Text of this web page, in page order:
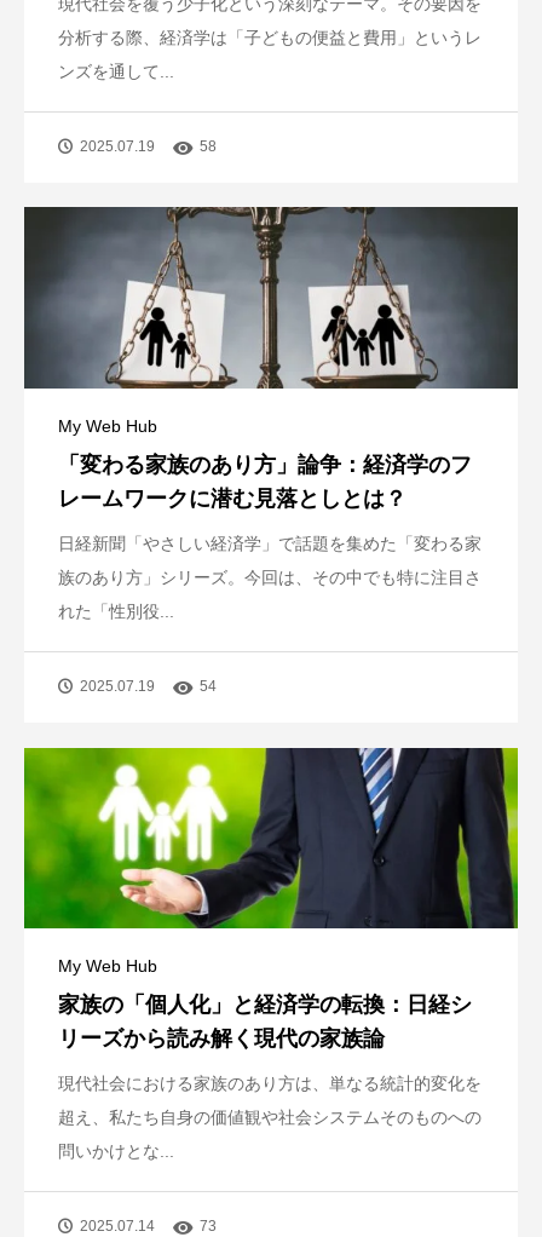
分析する際、経済学は「子どもの便益と費用」というレ
ンズを通して...
2025.07.19 58
My Web Hub
「変わる家族のあり方」論争：経済学のフ
レームワークに潜む見落としとは？
日経新聞「やさしい経済学」で話題を集めた「変わる家
族のあり方」シリーズ。今回は、その中でも特に注目さ
れた「性別役...
2025.07.19 54
My Web Hub
家族の「個人化」と経済学の転換：日経シ
リーズから読み解く現代の家族論
現代社会における家族のあり方は、単なる統計的変化を
超え、私たち自身の価値観や社会システムそのものへの
問いかけとな...
2025.07.14 73